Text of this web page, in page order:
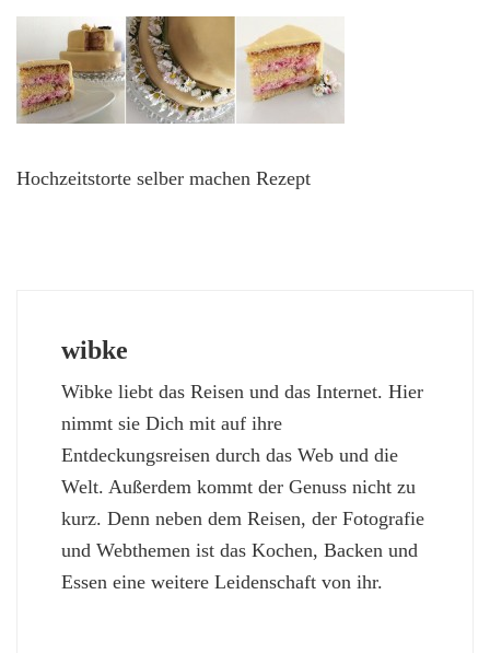
Hochzeitstorte selber machen Rezept
wibke
Wibke liebt das Reisen und das Internet. Hier
nimmt sie Dich mit auf ihre
Entdeckungsreisen durch das Web und die
Welt. Außerdem kommt der Genuss nicht zu
kurz. Denn neben dem Reisen, der Fotografie
und Webthemen ist das Kochen, Backen und
Essen eine weitere Leidenschaft von ihr.